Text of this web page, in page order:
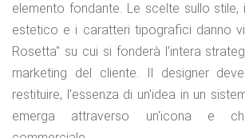
elemento fondante. Le scelte sullo
estetico e i caratteri tipografici danno
Rosetta" su cui si fonderà l'intera
marketing del cliente. Il designer
restituire, l'essenza di un'idea in un
emerga attraverso un'icona e